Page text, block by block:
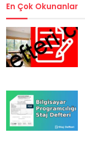
En Çok Okunanlar